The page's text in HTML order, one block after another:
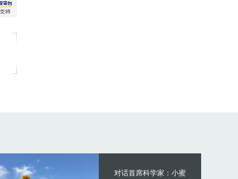
对话首席科学家：小蜜